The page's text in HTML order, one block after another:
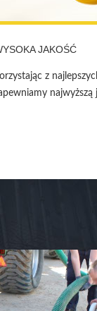
JAKOŚĆ
z
najwyższą